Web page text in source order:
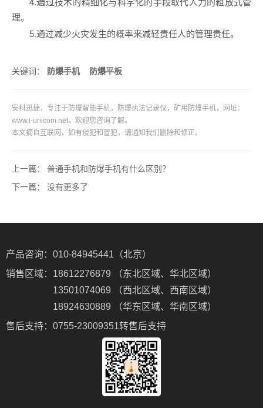
理。
5.通过减少火灾发生的概率来减轻责任人的管理责任。
关键词： 防爆手机 防爆平板
安科迅捷，专注于防爆智能手机， 防爆执法记录仪 ， 矿用防爆手机，网址：
www.i-unicom.net，欢迎您咨询了解。
本文摘自互联网，如有侵犯和冒犯，请通知我们删除和修正。
上一篇： 普通手机和防爆手机有什么区别？
下一篇： 没有更多了
产品咨询： 010-84945441（北京）
销售区域： 18612276879 （东北区域、华北区域）
13501074069 （西北区域、西南区域）
18924630889 （华东区域、华南区域）
售后支持： 0755-23009351转售后支持